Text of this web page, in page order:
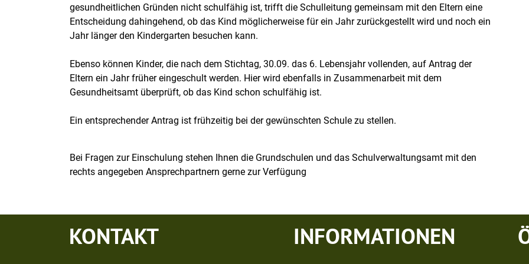
gesundheitlichen Gründen nicht schulfähig ist, trifft die Schulleitung gemeinsam mit den Eltern eine
Entscheidung dahingehend, ob das Kind möglicherweise für ein Jahr zurückgestellt wird und noch ein
Jahr länger den Kindergarten besuchen kann.
Ebenso können Kinder, die nach dem Stichtag, 30.09. das 6. Lebensjahr vollenden, auf Antrag der
Eltern ein Jahr früher eingeschult werden. Hier wird ebenfalls in Zusammenarbeit mit dem
Gesundheitsamt überprüft, ob das Kind schon schulfähig ist.
Ein entsprechender Antrag ist frühzeitig bei der gewünschten Schule zu stellen.
Bei Fragen zur Einschulung stehen Ihnen die Grundschulen und das Schulverwaltungsamt mit den
rechts angegeben Ansprechpartnern gerne zur Verfügung
KONTAKT INFORMATIONEN